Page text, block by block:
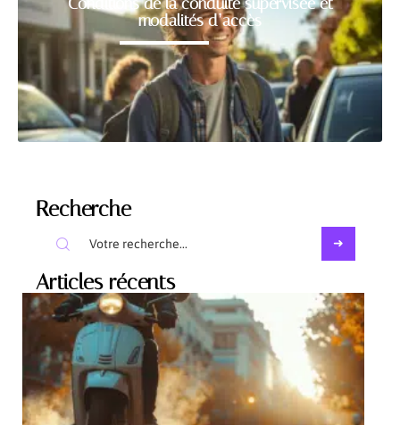
modalités d’accès
Recherche
Articles récents